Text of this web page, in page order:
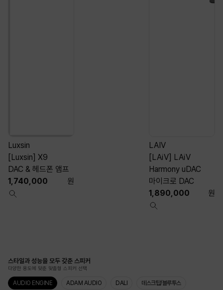
Luxsin
[Luxsin] X9
DAC & 헤드폰 앰프
1,740,000
원
LAIV
[LAiV] LAiV
Harmony uDAC
마이크로 DAC
1,890,000
원
스타일과 성능을 모두 갖춘 스피커
다양한 용도에 맞춘 맞춤형 스피커 선택
AUDIO ENGINE ADAM AUDIO DALI 데스크탑/블루투스